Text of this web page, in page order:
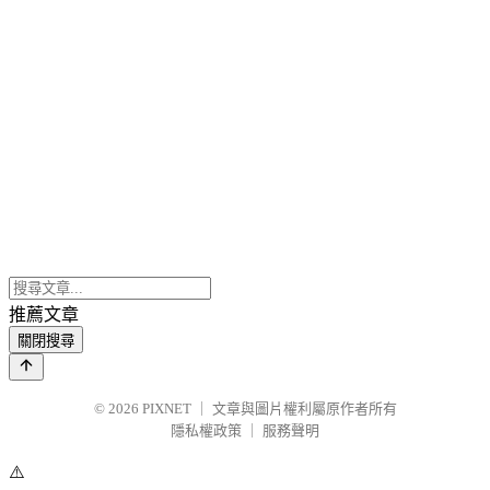
推薦文章
關閉搜尋
© 2026 PIXNET
文章與圖片權利屬原作者所有
隱私權政策
服務聲明
⚠️